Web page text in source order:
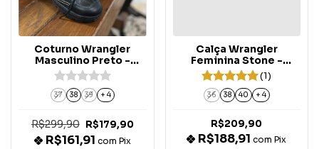
Coturno Wrangler
Masculino Preto -
WM91TN
37 38 39 + 4
R$299,90 R$179,90
R$161,91 com Pix
Calça Wrangler
Feminina Stone -
WF2042(1)
36 38 40 + 4
R$209,90
R$188,91com Pix